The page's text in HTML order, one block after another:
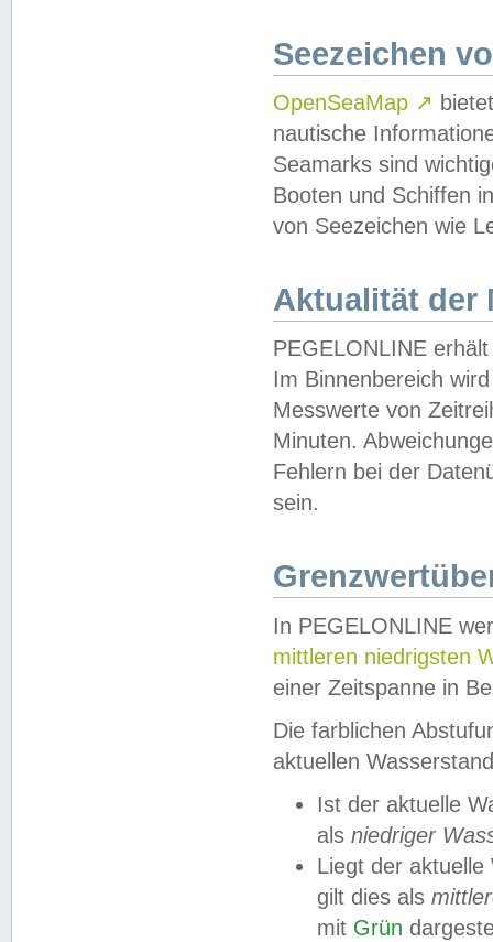
Seezeichen
OpenSeaMap ↗
nautische
Seamarks sind
Booten und Schiffen
von Seezeichen wie
Aktualität der
PEGELONLINE
Im Binnenbereich
Messwerte von
Minuten.
Fehlern bei der
sein.
In PEGELONLINE
mittleren niedrigsten
einer Zeitspanne in
Die farblichen
aktuellen
Ist der aktuelle
als niedriger
Liegt der
gilt dies als
mit Grün